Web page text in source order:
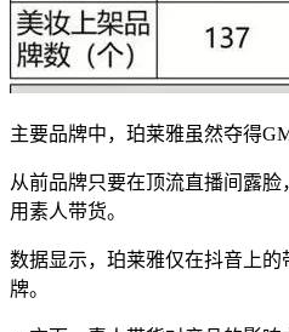
主要品牌中，珀莱雅虽然夺得
从前品牌只要在顶流直播间露
用素人带货。
数据显示，珀莱雅仅在抖音上
牌。